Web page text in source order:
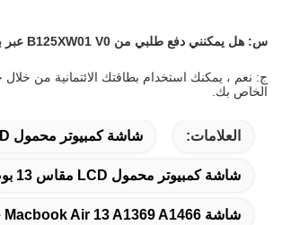
س: هل يمكنني دفع طلبي من B125XW01 V0 عبر بطاقة الائتمان؟
الخاص بك.
العلامات: شاشة كمبيوتر محمول Retina LCD
شاشة كمبيوتر محمول LCD مقاس 13 بوصة
شاشة TFT Apple Macbook Air 13 A1369 A1466 استبدال شاشة الكمبيوتر المحمول LED LCD